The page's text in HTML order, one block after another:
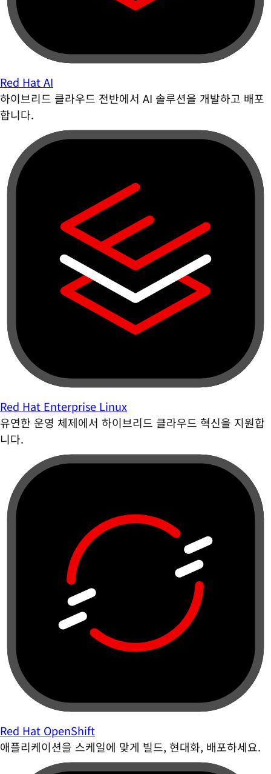
Red Hat AI
하이브리드 클라우드 전반에서 AI 솔루션을 개발하고 배포
합니다.
Red Hat Enterprise Linux
유연한 운영 체제에서 하이브리드 클라우드 혁신을 지원합
니다.
Red Hat OpenShift
애플리케이션을 스케일에 맞게 빌드, 현대화, 배포하세요.